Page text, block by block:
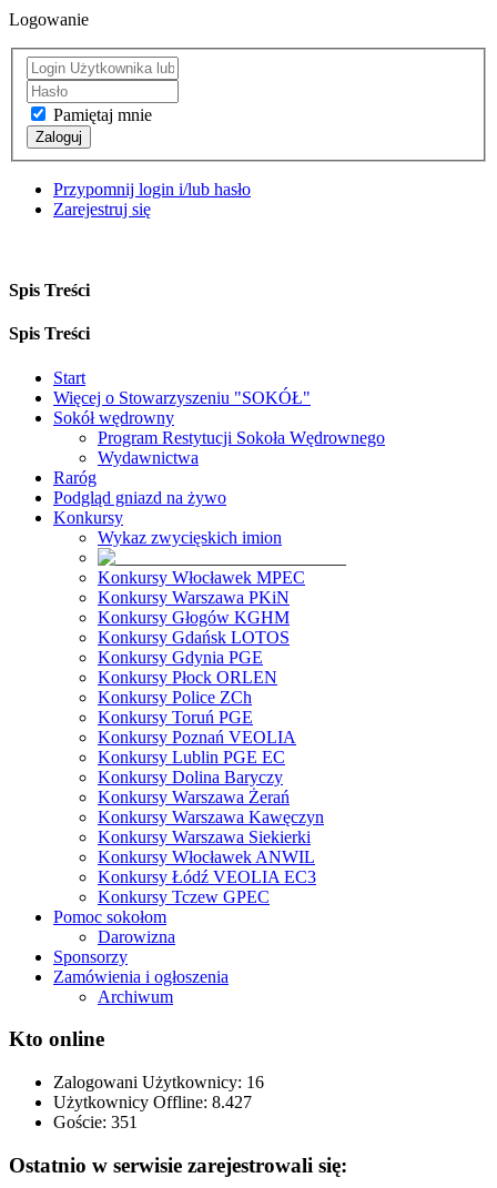
Logowanie
Pamiętaj mnie
Zaloguj
Przypomnij login i/lub hasło
Zarejestruj się
Spis Treści
Spis Treści
Start
Więcej o Stowarzyszeniu "SOKÓŁ"
Sokół wędrowny
Program Restytucji Sokoła Wędrownego
Wydawnictwa
Raróg
Podgląd gniazd na żywo
Konkursy
Wykaz zwycięskich imion
Konkursy Włocławek MPEC
Konkursy Warszawa PKiN
Konkursy Głogów KGHM
Konkursy Gdańsk LOTOS
Konkursy Gdynia PGE
Konkursy Płock ORLEN
Konkursy Police ZCh
Konkursy Toruń PGE
Konkursy Poznań VEOLIA
Konkursy Lublin PGE EC
Konkursy Dolina Baryczy
Konkursy Warszawa Żerań
Konkursy Warszawa Kawęczyn
Konkursy Warszawa Siekierki
Konkursy Włocławek ANWIL
Konkursy Łódź VEOLIA EC3
Konkursy Tczew GPEC
Pomoc sokołom
Darowizna
Sponsorzy
Zamówienia i ogłoszenia
Archiwum
Kto online
Zalogowani Użytkownicy: 16
Użytkownicy Offline: 8.427
Goście: 351
Ostatnio w serwisie zarejestrowali się: